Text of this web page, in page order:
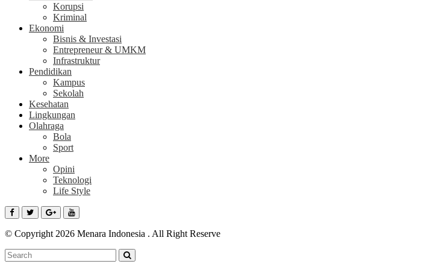
Korupsi
Kriminal
Ekonomi
Bisnis & Investasi
Entrepreneur & UMKM
Infrastruktur
Pendidikan
Kampus
Sekolah
Kesehatan
Lingkungan
Olahraga
Bola
Sport
More
Opini
Teknologi
Life Style
© Copyright 2026 Menara Indonesia . All Right Reserve